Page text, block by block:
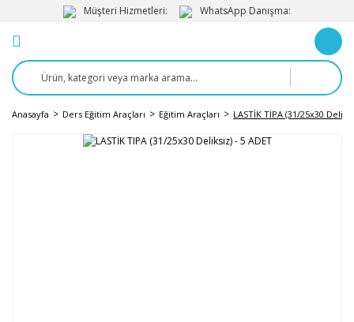
Müşteri Hizmetleri: WhatsApp Danışma:
Anasayfa Ders Eğitim Araçları Eğitim Araçları LASTİK TIPA (31/25x30